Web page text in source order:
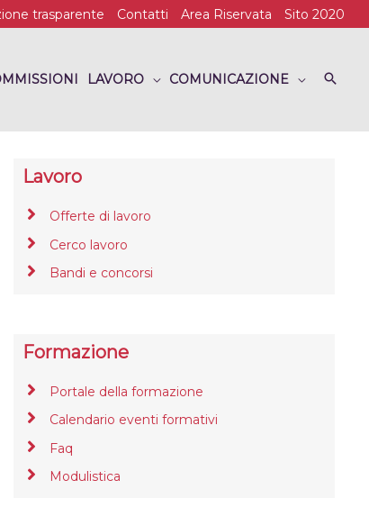
trasparente Contatti Area Riservata Sito 2020
LAVORO COMUNICAZIONE
Lavoro
Offerte di lavoro
Cerco lavoro
Bandi e concorsi
Formazione
Portale della formazione
Calendario eventi formativi
Faq
Modulistica